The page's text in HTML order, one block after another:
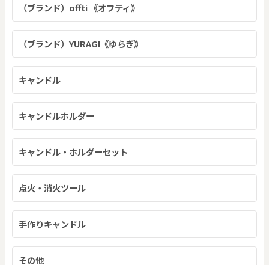
（ブランド）offti 《オフティ》
（ブランド）YURAGI《ゆらぎ》
キャンドル
キャンドルホルダー
キャンドル・ホルダーセット
点火・消火ツール
手作りキャンドル
その他